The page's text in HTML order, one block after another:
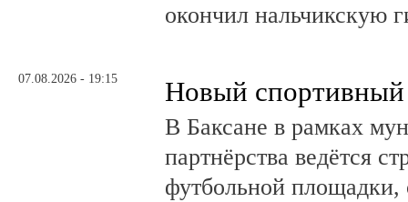
окончил нальчикскую
07.08.2026 - 19:15 Новый спортивный
В Баксане в рамках
партнёрства ведётся
футбольной